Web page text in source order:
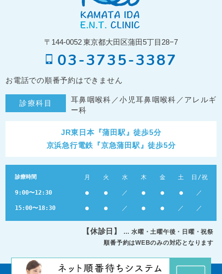
〒144-0052東京都大田区蒲田5丁目28−7
03-3735-3387
お電話での順番予約はできません
診療科目
耳鼻咽喉科／小児耳鼻咽喉科／アレルギ
ー科
JR東日本『蒲田駅』徒歩5分
京浜急行電鉄『京急蒲田駅』徒歩5分
診療時間 月 火 水 木 金 土 日/祝
9:00〜12:30 ● ● ／ ● ● ● ／
15:00〜18:30 ● ● ／ ● ● ／ ／
【休診日】
… 水曜・土曜午後・日曜・祝祭
順番予約はWEBのみの対応となります